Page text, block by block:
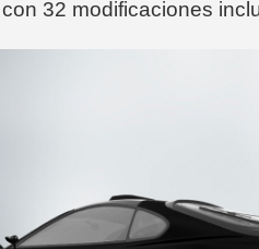
32 modificaciones